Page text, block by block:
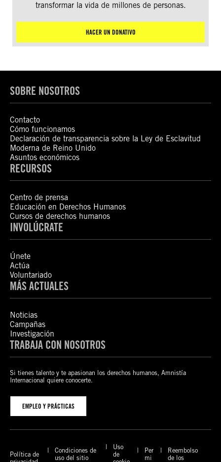
transformar la vida de millones de personas.
HACER UN DONATIVO
SOBRE NOSOTROS
Contacto
Cómo funcionamos
Declaración de transparencia sobre la Ley de Esclavitud
Moderna de Reino Unido
Asuntos económicos
RECURSOS
Centro de prensa
Educación en Derechos Humanos
Cursos de derechos humanos
INVOLÚCRATE
Únete
Actúa
Voluntariado
MÁS ACTUALES
Noticias
Campañas
Investigación
TRABAJA CON NOSOTROS
Si tienes talento y te apasionan los derechos humanos, Amnistía
Internacional quiere conocerte.
EMPLEO Y PRÁCTICAS
Política de
Condiciones de
uso del sitio
Uso
de
Per
mi
Reembolso
de los